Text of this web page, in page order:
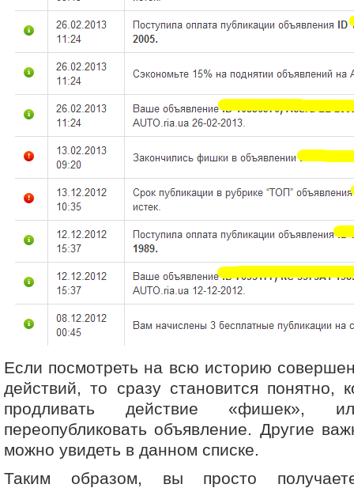
Если посмотреть на всю историю
действий, то сразу становится понятно,
продливать действие «фишек»,
переопубликовать объявление. Другие
можно увидеть в данном списке.
Таким образом, вы просто